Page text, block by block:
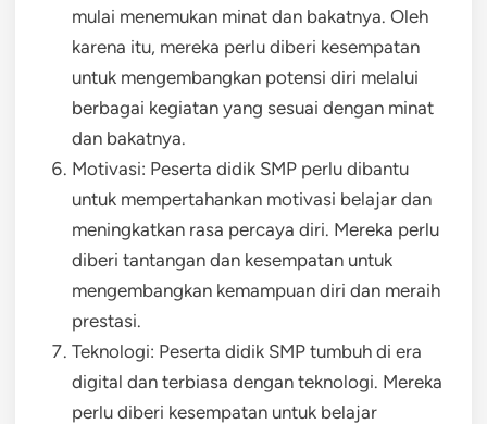
mulai menemukan minat dan bakatnya. Oleh
karena itu, mereka perlu diberi kesempatan
untuk mengembangkan potensi diri melalui
berbagai kegiatan yang sesuai dengan minat
dan bakatnya.
Motivasi: Peserta didik SMP perlu dibantu
untuk mempertahankan motivasi belajar dan
meningkatkan rasa percaya diri. Mereka perlu
diberi tantangan dan kesempatan untuk
mengembangkan kemampuan diri dan meraih
prestasi.
Teknologi: Peserta didik SMP tumbuh di era
digital dan terbiasa dengan teknologi. Mereka
perlu diberi kesempatan untuk belajar